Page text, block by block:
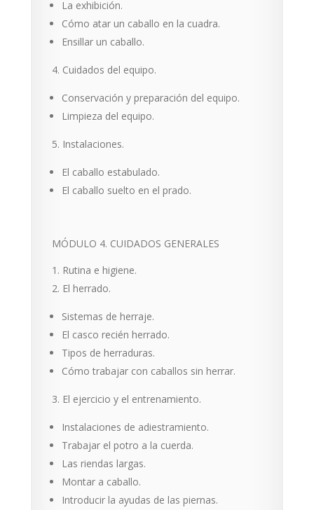
La exhibición.
Cómo atar un caballo en la cuadra.
Ensillar un caballo.
Cuidados del equipo.
Conservación y preparación del equipo.
Limpieza del equipo.
Instalaciones.
El caballo estabulado.
El caballo suelto en el prado.
MÓDULO 4. CUIDADOS GENERALES
Rutina e higiene.
El herrado.
Sistemas de herraje.
El casco recién herrado.
Tipos de herraduras.
Cómo trabajar con caballos sin herrar.
El ejercicio y el entrenamiento.
Instalaciones de adiestramiento.
Trabajar el potro a la cuerda.
Las riendas largas.
Montar a caballo.
Introducir la ayudas de las piernas.